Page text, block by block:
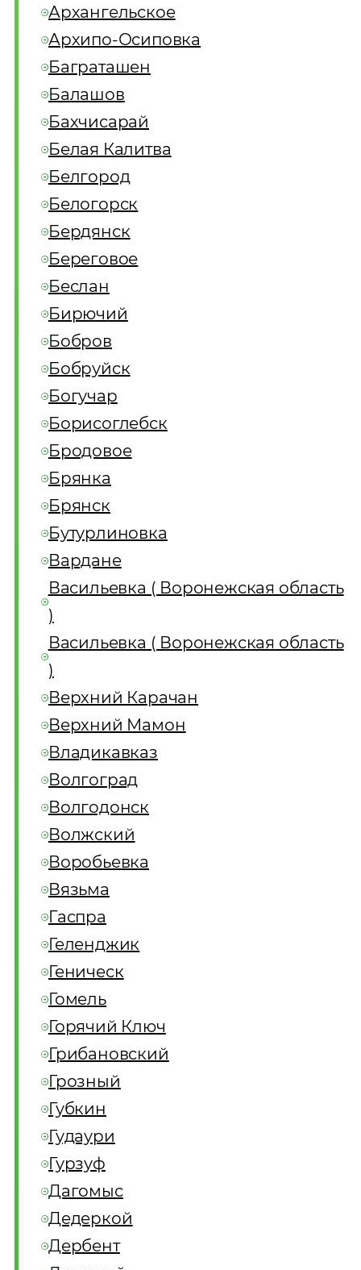
Архангельское
Архипо-Осиповка
Баграташен
Балашов
Бахчисарай
Белая Калитва
Белгород
Белогорск
Бердянск
Береговое
Беслан
Бирючий
Бобров
Бобруйск
Богучар
Борисоглебск
Бродовое
Брянка
Брянск
Бутурлиновка
Вардане
Васильевка ( Воронежская область
)
Васильевка ( Воронежская область
)
Верхний Карачан
Верхний Мамон
Владикавказ
Волгоград
Волгодонск
Волжский
Воробьевка
Вязьма
Гаспра
Геленджик
Геническ
Гомель
Горячий Ключ
Грибановский
Грозный
Губкин
Гудаури
Гурзуф
Дагомыс
Дедеркой
Дербент